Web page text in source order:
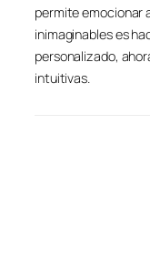
permite emocionar
inimaginables es
personalizado,
intuitivas.